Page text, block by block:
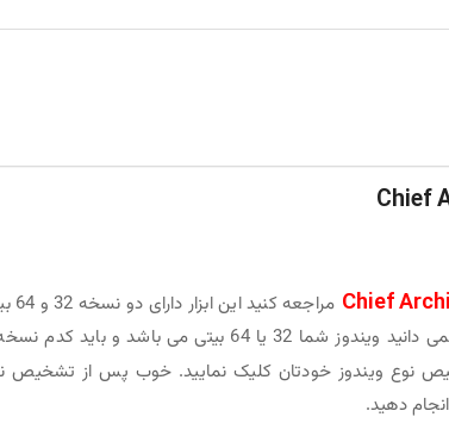
مراجعه
می باشد که باید متناسب با ویندوز خودتان آن را دانلود کنید اگر نمی دانید ویندوز شما 32 یا 64 بیتی می باشد و باید
نوع ویندوز خودتان کلیک نمایید. خوب پس از تشخیص
دهید.